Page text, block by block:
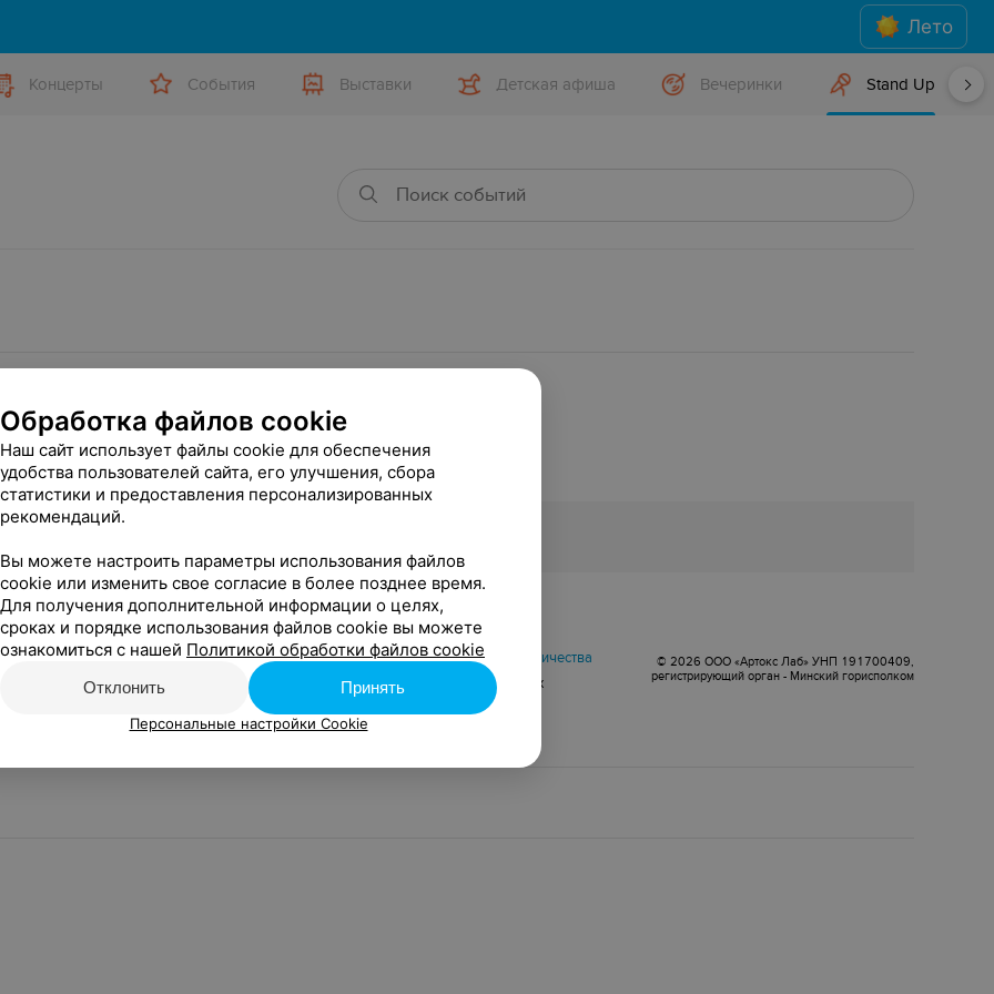
Лето
Концерты События Выставки Детская афиша Вечеринки Stand Up
условиям фильтра.
Новости проекта Размещение рекламы Вакансии
Публичный договор
оплаты
Публичный договор по использованию сервиса «Афиша»
Написать руководителю Relax.by
Связаться по вопросам сотрудничества
Персональные настройки cookie Обработка персональных данных
© 2026 ООО «Артокс Лаб» УНП 191700409,
регистрирующий орган - Минский горисполком
Обработка файлов cookie
Наш сайт использует файлы cookie для обеспечения
удобства пользователей сайта, его улучшения, сбора
статистики и предоставления персонализированных
рекомендаций.
Вы можете настроить параметры использования файлов
cookie или изменить свое согласие в более позднее время.
Для получения дополнительной информации о целях,
сроках и порядке использования файлов cookie вы можете
ознакомиться с нашей Политикой обработки файлов cookie
Отклонить Принять
Персональные настройки Cookie